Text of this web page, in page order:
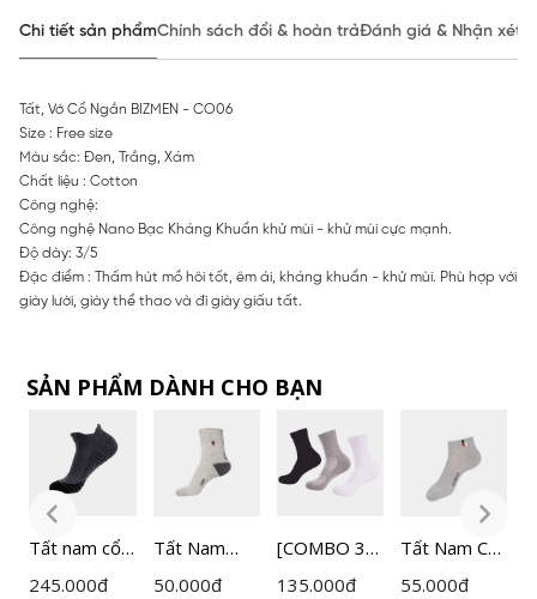
Chi tiết sản phẩmChính sách đổi & hoàn trảĐánh giá & Nhận xét
Tất, Vớ Cổ Ngắn BIZMEN - CO06
Size : Free size
Màu sắc: Đen, Trắng, Xám
Chất liệu : Cotton
Công nghệ:
Công nghệ Nano Bạc Kháng Khuẩn khử mùi - khử mùi cực mạnh.
Độ dày: 3/5
Đặc điểm : Thấm hút mồ hôi tốt, êm ái, kháng khuẩn - khử mùi. Phù hợp với
giày lười, giày thể thao và đi giày giấu tất.
SẢN PHẨM DÀNH CHO BẠN
Tất nam cổ
ngắn
245.000đ
Tất Nam
Bizmen
50.000đ
[COMBO 3
ĐÔI] Tất
135.000đ
Tất Nam Cổ
Ngắn
55.000đ